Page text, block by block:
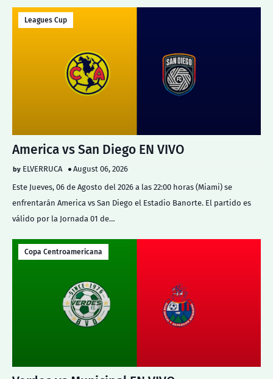
Leagues Cup
America vs San Diego EN VIVO
ELVERRUCA
August 06, 2026
Este Jueves, 06 de Agosto del 2026 a las 22:00 horas (Miami) se
enfrentarán America vs San Diego el Estadio Banorte. El partido es
válido por la Jornada 01 de…
Copa Centroamericana